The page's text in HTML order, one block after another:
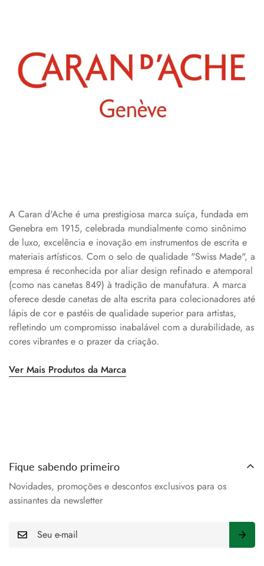
A Caran d'Ache é uma prestigiosa marca suíça, fundada em
Genebra em 1915, celebrada mundialmente como sinônimo
de luxo, excelência e inovação em instrumentos de escrita e
materiais artísticos. Com o selo de qualidade "Swiss Made", a
empresa é reconhecida por aliar design refinado e atemporal
(como nas canetas 849) à tradição de manufatura. A marca
oferece desde canetas de alta escrita para colecionadores até
lápis de cor e pastéis de qualidade superior para artistas,
refletindo um compromisso inabalável com a durabilidade, as
cores vibrantes e o prazer da criação.
Ver Mais Produtos da Marca
Fique sabendo primeiro
Novidades, promoções e descontos exclusivos para os
assinantes da newsletter
mail